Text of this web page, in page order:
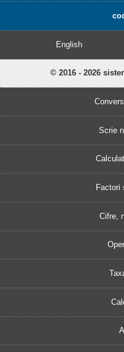
English
© 2016 - 2026
Scrie
Factori
Cifre,